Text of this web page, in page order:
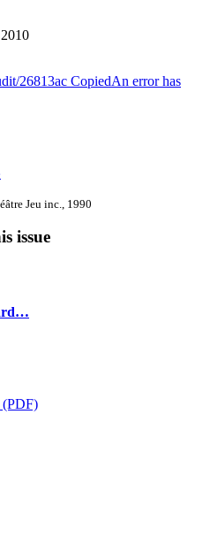
26813ac CopiedAn error has
Jeu inc., 1990
issue